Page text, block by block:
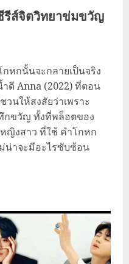
รีส์จิตวิทยาข่มขวัญ
กหกนั้นจะกลายเป็นจริง
ดี Anna (2022) ที่ตอน
นให้สงสัยว่าเพราะ
กขวัญ ทั้งที่พล็อตของ
หญิงสาว ที่ใช้ คำโกหก
น่าจะมีอะไรซับซ้อน